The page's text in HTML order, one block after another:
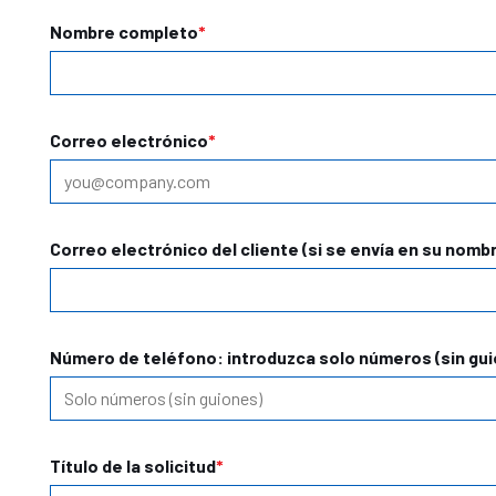
Nombre completo
Correo electrónico
Correo electrónico del cliente (si se envía en su
Número de teléfono: introduzca solo números (sin
Título de la solicitud